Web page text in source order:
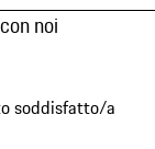
noi
soddisfatto/a